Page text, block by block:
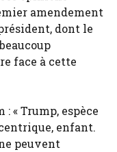
amendement
dont le
face à cette
« Trump, espèce
enfant.
peuvent